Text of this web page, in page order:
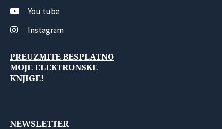
You tube
Instagram
PREUZMITE BESPLATNO
MOJE ELEKTRONSKE
KNJIGE!
NEWSLETTER